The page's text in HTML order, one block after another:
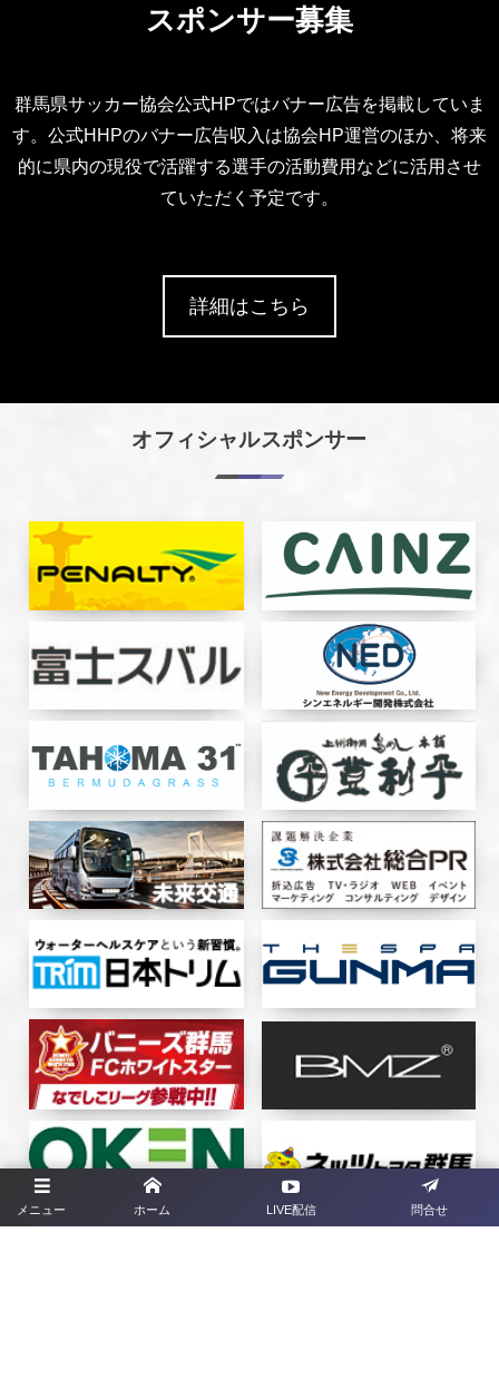
スポンサー募集
群馬県サッカー協会公式HPではバナー広告を掲載していま
す。公式HHPのバナー広告収入は協会HP運営のほか、将来
的に県内の現役で活躍する選手の活動費用などに活用させ
ていただく予定です。
詳細はこちら
オフィシャルスポンサー
メニュー ホーム LIVE配信 問合せ